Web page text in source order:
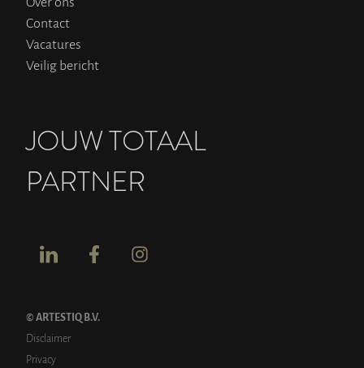
Contact
Vacatures
Veilig bericht
JOUW TOTAAL
PARTNER
© ARTESTIQ B.V.
Disclaimer
Privacy